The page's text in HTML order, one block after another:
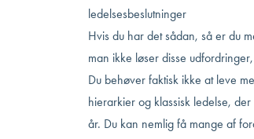
ledelsesbeslutninger
Hvis du har det sådan, så er du
man ikke løser disse
Du behøver faktisk ikke at leve
hierarkier og klassisk ledelse,
år. Du kan nemlig få mange af